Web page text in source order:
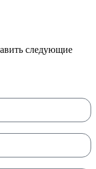
следующие